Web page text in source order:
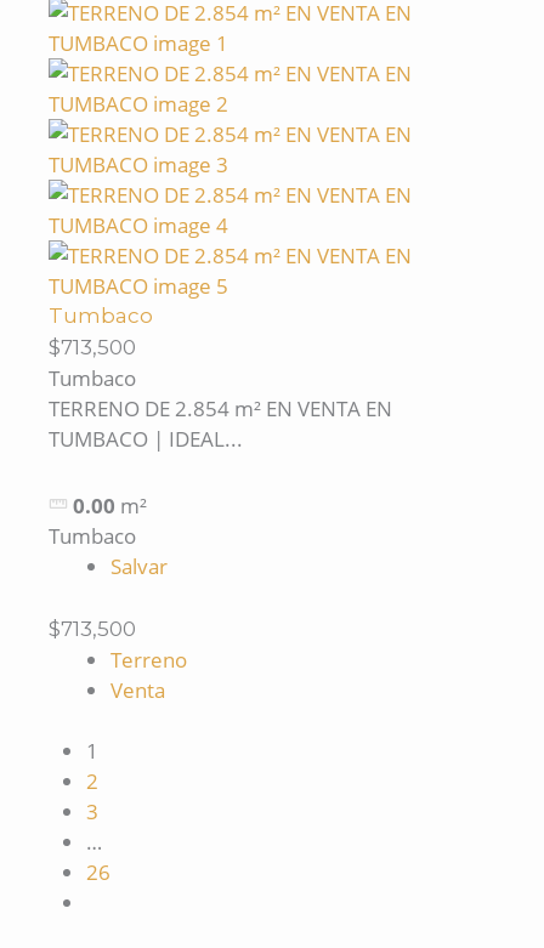
Tumbaco
$713,500
Tumbaco
TERRENO DE 2.854 m² EN VENTA EN
TUMBACO | IDEAL...
0.00 m²
Tumbaco
Salvar
$713,500
Terreno
Venta
1
2
3
…
26